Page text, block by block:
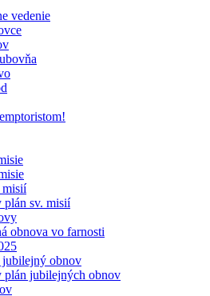
vedenie
misií
plán sv. misií
obnova vo farnosti
jubilejný obnov
plán jubilejných obnov